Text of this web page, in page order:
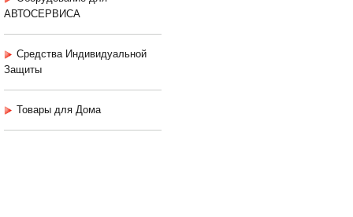
АВТОСЕРВИСА
Средства Индивидуальной
Защиты
Товары для Дома